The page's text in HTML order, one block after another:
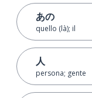
あの
quello (là); il
人
persona; gente